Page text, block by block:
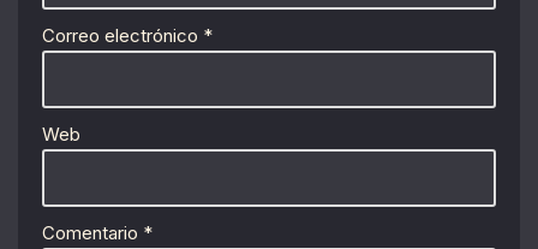
Correo electrónico *
Web
Comentario *